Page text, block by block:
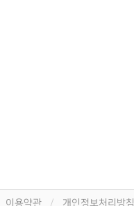
이용약관 개인정보처리방침